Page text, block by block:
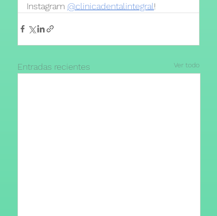
Instagram @clinicadentalintegral!
Entradas recientes Ver todo